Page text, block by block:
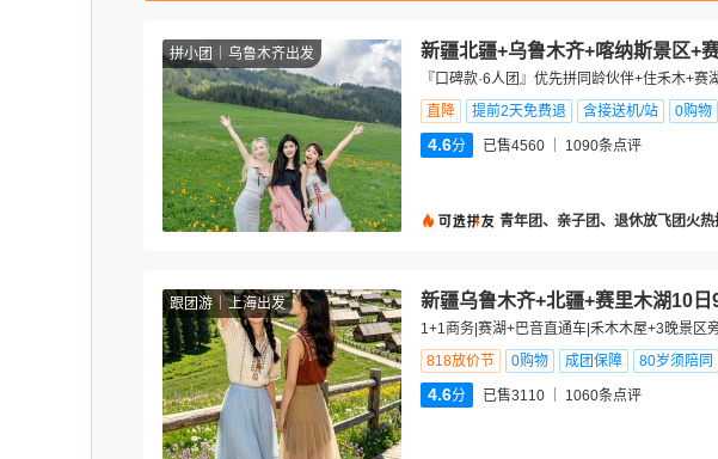
拼小团 乌鲁木齐出发 新疆北疆+乌鲁木齐+喀纳斯景区+
『口碑款·6人团』优先拼同龄伙伴+住禾木+
直降
提前2天免费退 含接送机/站 0购物
4.6分 已售4560 1090条点评
青年团、亲子团、退休放飞团火热
跟团游 上海出发 新疆乌鲁木齐+北疆+赛里木湖10日
1+1商务|赛湖+巴音直通车|禾木木屋+3晚景区
818放价节
0购物 成团保障 80岁须陪同
4.6分 已售3110 1060条点评